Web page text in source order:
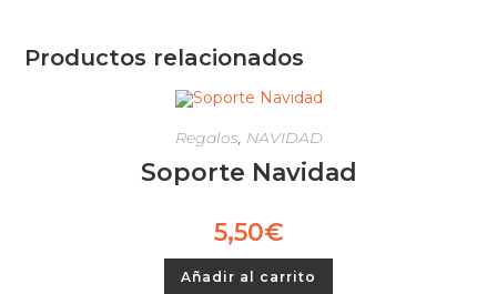
Productos relacionados
Regalos, NAVIDAD
Soporte Navidad
5,50€
Añadir al carrito